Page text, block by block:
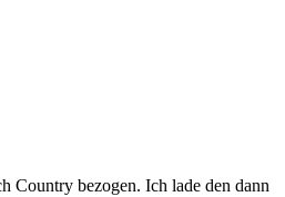
Country bezogen. Ich lade den dann